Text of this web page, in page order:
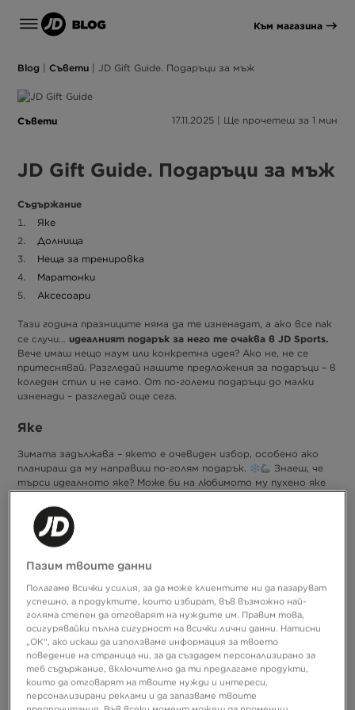
Към магазина
Blog | Съвети | JD Gift Guide. Подаръци за мъж
Съвети 17.11.2025 | Ще прочетеш за 1 мин
JD Gift Guide. Подаръци за мъж
Съдържание
Яке
Долнища
Неща за тренировка
Маратонки
Аксесоари
Тази година празниците няма да те изненадат, а ако все пак
се случи… идеалният подарък за него те очаква в JD Sports.
Вече имаш нещо наум или конкретна идея? Ако не, не се
притеснявай. Разгледай нашите предложения за подаръци – в
коледен стил и не само. От по-големи подаръци до малки
изненади – разгледай още сега.
Яке
Зимата задължава – якето е очевиден избор, особено ако
планираш да му направиш по-голям подарък.
Знаеш, че
търси идеалното яке? Може би на любимото му пухено яке
трябва по-лека и водоустойчива? Разгледай:
пухенки от линията Zavetti Canada
водоустойчиви якета Columbia Boulder Fall
Пазим твоите данни
Полагаме всички усилия, за да може клиентите ни да пазаруват
успешно, а продуктите, които избират, във възможно най-
голяма степен да отговарят на нуждите им. Правим това,
осигурявайки пълна сигурност на всички лични данни. Натисни
„ОК“, ако искаш да използваме информация за твоето
поведение на страница ни, за да създадем персонализирано за
теб съдържание, включително да ти предлагаме продукти,
които да отговарят на твоите нужди и интереси,
персонализирани реклами и да запазваме твоите